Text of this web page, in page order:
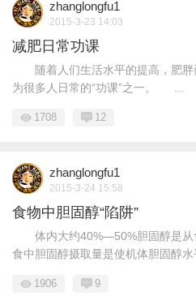
zhanglongfu1
2015-3-23 14:03
减肥日常功课
随着人们生活水平的提高，肥胖
为很多人日常的“功课”之一。 ...
1708 12
zhanglongfu1
2015-3-24 15:58
食物中胆固醇“陷阱”
体内大约40%—50%胆固醇是从
食中胆固醇摄取量是使机体胆固醇水
1906 9